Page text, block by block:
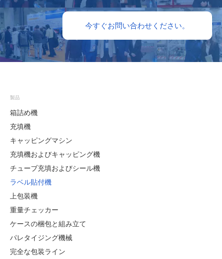
今すぐお問い合わせください。
製品
箱詰め機
充填機
キャッピングマシン
充填機およびキャッピング機
チューブ充填およびシール機
ラベル貼付機
上包装機
重量チェッカー
ケースの梱包と組み立て
パレタイジング機械
完全な包装ライン